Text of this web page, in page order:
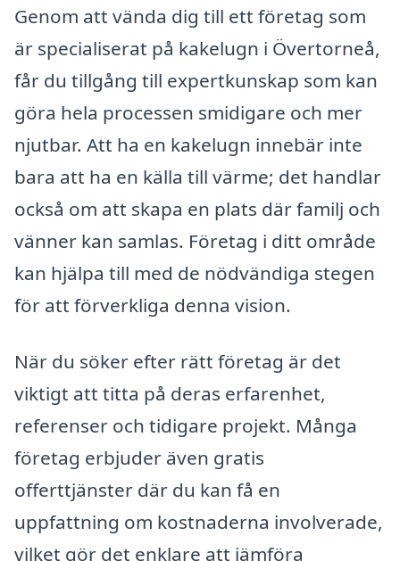
Genom att vända dig till ett företag som
är specialiserat på kakelugn i Övertorneå,
får du tillgång till expertkunskap som kan
göra hela processen smidigare och mer
njutbar. Att ha en kakelugn innebär inte
bara att ha en källa till värme; det handlar
också om att skapa en plats där familj och
vänner kan samlas. Företag i ditt område
kan hjälpa till med de nödvändiga stegen
för att förverkliga denna vision.
När du söker efter rätt företag är det
viktigt att titta på deras erfarenhet,
referenser och tidigare projekt. Många
företag erbjuder även gratis
offerttjänster där du kan få en
uppfattning om kostnaderna involverade,
vilket gör det enklare att jämföra